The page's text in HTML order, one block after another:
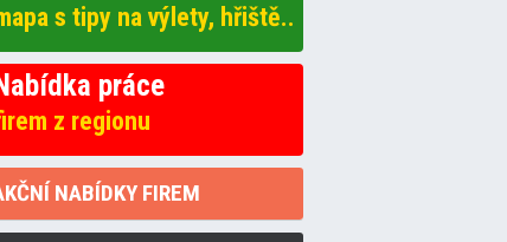
s tipy na výlety, hřiště..
práce
z regionu
NABÍDKY FIREM